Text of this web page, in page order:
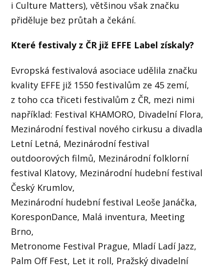
i Culture Matters), většinou však značku
přiděluje bez průtah a čekání.
Které festivaly z ČR již EFFE Label získaly?
Evropská festivalová asociace udělila značku
kvality EFFE již 1550 festivalům ze 45 zemí,
z toho cca třiceti festivalům z ČR, mezi nimi
například: Festival KHAMORO, Divadelní Flora,
Mezinárodní festival nového cirkusu a divadla
Letní Letná, Mezinárodní festival
outdoorových filmů, Mezinárodní folklorní
festival Klatovy, Mezinárodní hudební festival
Český Krumlov,
Mezinárodní hudební festival Leoše Janáčka,
KoresponDance, Malá inventura, Meeting
Brno,
Metronome Festival Prague, Mladí Ladí Jazz,
Palm Off Fest, Let it roll, Pražský divadelní